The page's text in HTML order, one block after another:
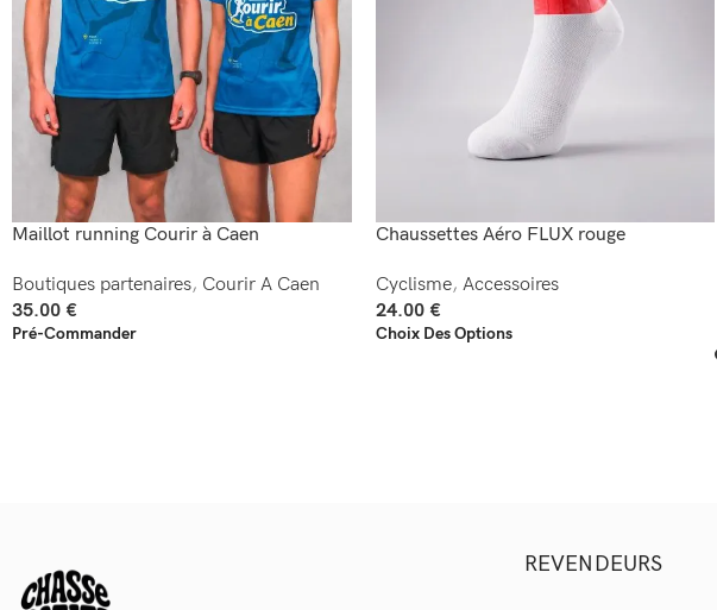
Maillot running Courir à Caen
Boutiques partenaires, Courir A Caen
35.00 €
Pré-Commander
Chaussettes Aéro FLUX rouge
Cyclisme, Accessoires
24.00 €
Choix Des Options
REVENDEURS